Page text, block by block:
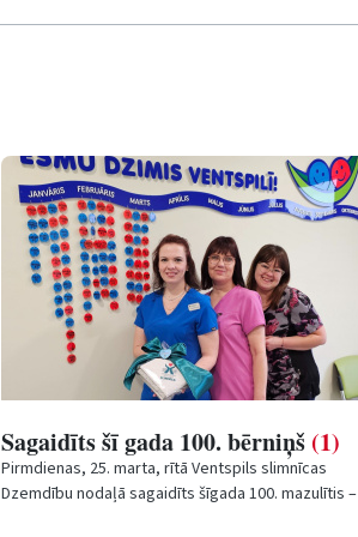
Sagaidīts šī gada 100. bērniņš (1)
Pirmdienas, 25. marta, rītā Ventspils slimnīcas
Dzemdību nodaļā sagaidīts šīgada 100. mazulītis –